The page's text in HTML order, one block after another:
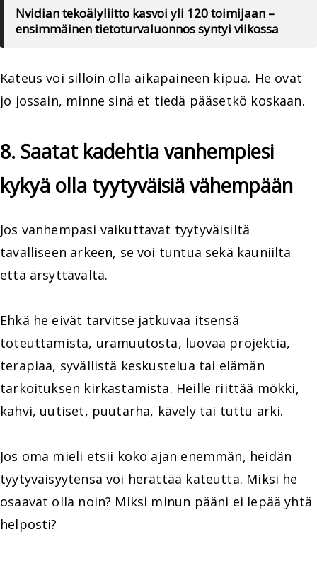
Nvidian tekoälyliitto kasvoi yli 120 toimijaan –
ensimmäinen tietoturvaluonnos syntyi viikossa
Kateus voi silloin olla aikapaineen kipua. He ovat
jo jossain, minne sinä et tiedä pääsetkö koskaan.
8. Saatat kadehtia vanhempiesi
kykyä olla tyytyväisiä vähempään
Jos vanhempasi vaikuttavat tyytyväisiltä
tavalliseen arkeen, se voi tuntua sekä kauniilta
että ärsyttävältä.
Ehkä he eivät tarvitse jatkuvaa itsensä
toteuttamista, uramuutosta, luovaa projektia,
terapiaa, syvällistä keskustelua tai elämän
tarkoituksen kirkastamista. Heille riittää mökki,
kahvi, uutiset, puutarha, kävely tai tuttu arki.
Jos oma mieli etsii koko ajan enemmän, heidän
tyytyväisyytensä voi herättää kateutta. Miksi he
osaavat olla noin? Miksi minun pääni ei lepää yhtä
helposti?